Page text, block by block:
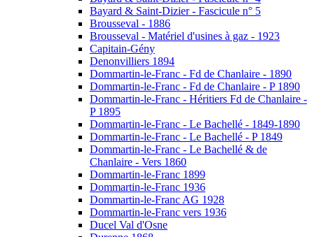
Bayard & Saint-Dizier - Fascicule n° 5
Brousseval - 1886
Brousseval - Matériel d'usines à gaz - 1923
Capitain-Gény
Denonvilliers 1894
Dommartin-le-Franc - Fd de Chanlaire - 1890
Dommartin-le-Franc - Fd de Chanlaire - P 1890
Dommartin-le-Franc - Héritiers Fd de Chanlaire -
P 1895
Dommartin-le-Franc - Le Bachellé - 1849-1890
Dommartin-le-Franc - Le Bachellé - P 1849
Dommartin-le-Franc - Le Bachellé & de
Chanlaire - Vers 1860
Dommartin-le-Franc 1899
Dommartin-le-Franc 1936
Dommartin-le-Franc AG 1928
Dommartin-le-Franc vers 1936
Ducel Val d'Osne